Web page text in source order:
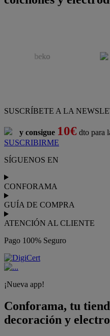
SUSCRÍBETE A LA
y consigue 10€ dto para
SUSCRIBIRME
SÍGUENOS EN
CONFORAMA
GUÍA DE COMPRA
ATENCIÓN AL CLIENTE
Pago 100% Seguro
¡Nueva app!
Conforama, tu
decoración y